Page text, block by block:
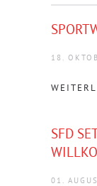
18.
SFD
01.